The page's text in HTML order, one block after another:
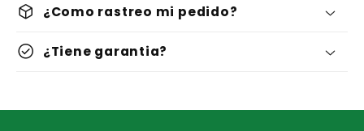
deployed_code ¿Como rastreo mi pedido?
check_circle ¿Tiene garantia?